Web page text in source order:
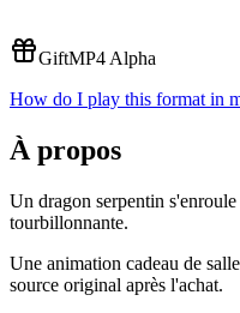
GiftMP4 Alpha
How do I play this format in
À propos
Un dragon serpentin
tourbillonnante.
Une animation cadeau de
source original après l'achat.